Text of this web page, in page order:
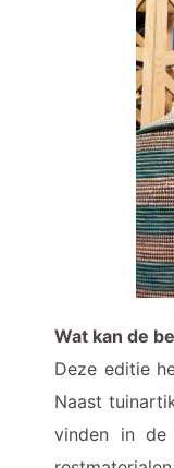
Wat kan de
Deze editie
Naast
vinden in de